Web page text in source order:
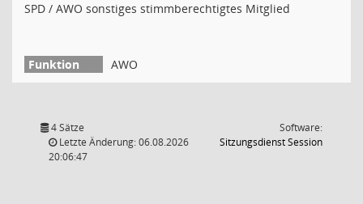
SPD / AWO sonstiges stimmberechtigtes Mitglied
AWO
4 Sätze
Letzte Änderung: 06.08.2026
20:06:47
Software:
SitzungsdienstSession(Wird in